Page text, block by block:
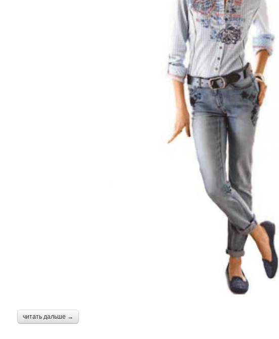
читать дальше →